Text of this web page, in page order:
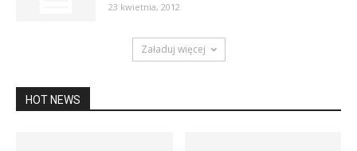
23 kwietnia, 2012
Załaduj więcej
HOT NEWS